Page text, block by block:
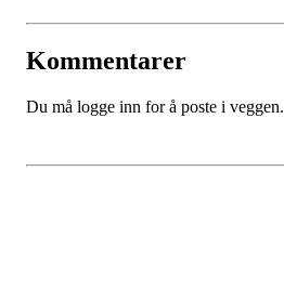
Kommentarer
Du må logge inn for å poste i veggen.